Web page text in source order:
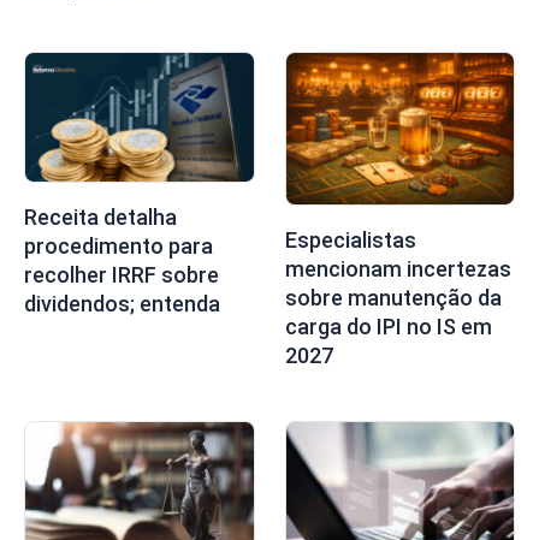
Receita detalha
procedimento para
recolher IRRF sobre
dividendos; entenda
Especialistas
mencionam incertezas
sobre manutenção da
carga do IPI no IS em
2027